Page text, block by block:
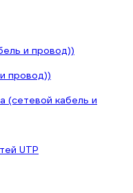
и провод))
провод))
(сетевой кабель и
UTP